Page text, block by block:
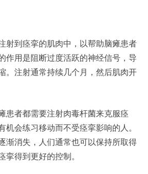
射到痉挛的肌肉中，以帮助脑瘫患者
作用是阻断过度活跃的神经信号，导
。注射通常持续几个月，然后肌肉开
患者都需要注射肉毒杆菌来克服痉
机会练习移动而不受痉挛影响的人。
渐消失，人们通常也可以保持所取得
挛得到更好的控制。